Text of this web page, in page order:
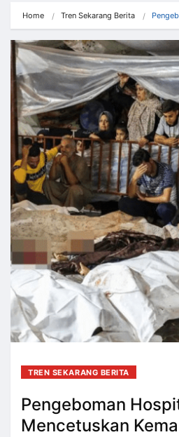
Home Tren Sekarang Berita
TREN SEKARANG BERITA
Pengeboman
Mencetuskan